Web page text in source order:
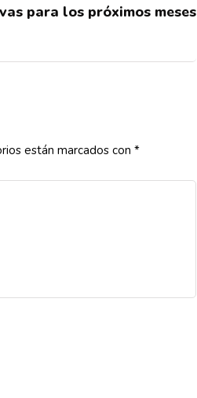
para los próximos meses
están marcados con *